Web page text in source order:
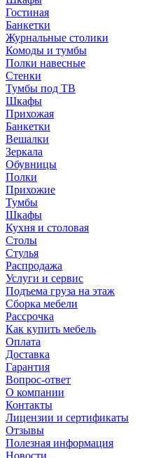
Гостиная
Банкетки
Журнальные столики
Комоды и тумбы
Полки навесные
Стенки
Тумбы под ТВ
Шкафы
Прихожая
Банкетки
Вешалки
Зеркала
Обувницы
Полки
Прихожие
Тумбы
Шкафы
Кухня и столовая
Столы
Стулья
Распродажа
Услуги и сервис
Подъема груза на этаж
Сборка мебели
Рассрочка
Как купить мебель
Оплата
Доставка
Гарантия
Вопрос-ответ
О компании
Контакты
Лицензии и сертификаты
Отзывы
Полезная информация
Новости